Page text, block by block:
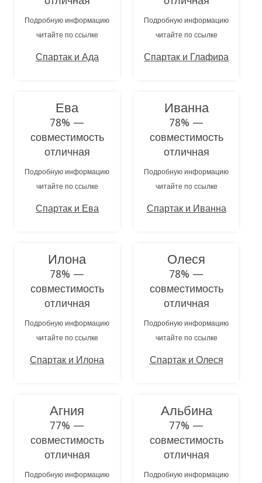
Подробную информацию
читайте по ссылке
Спартак и Ада
Подробную информацию
читайте по ссылке
Спартак и Глафира
Ева
78% —
совместимость
отличная
Подробную информацию
читайте по ссылке
Спартак и Ева
Иванна
78% —
совместимость
отличная
Подробную информацию
читайте по ссылке
Спартак и Иванна
Илона
78% —
совместимость
отличная
Подробную информацию
читайте по ссылке
Спартак и Илона
Олеся
78% —
совместимость
отличная
Подробную информацию
читайте по ссылке
Спартак и Олеся
Агния
77% —
совместимость
отличная
Подробную информацию
Альбина
77% —
совместимость
отличная
Подробную информацию